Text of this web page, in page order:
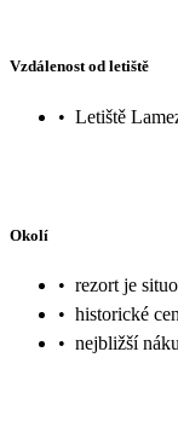
Vzdálenost od letiště
• Letiště
Okolí
• rezort je
• historické
• nejbližší